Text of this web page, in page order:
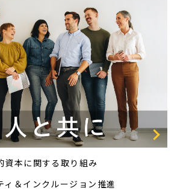
資本に関する取り組み
ィ＆インクルージョン推進